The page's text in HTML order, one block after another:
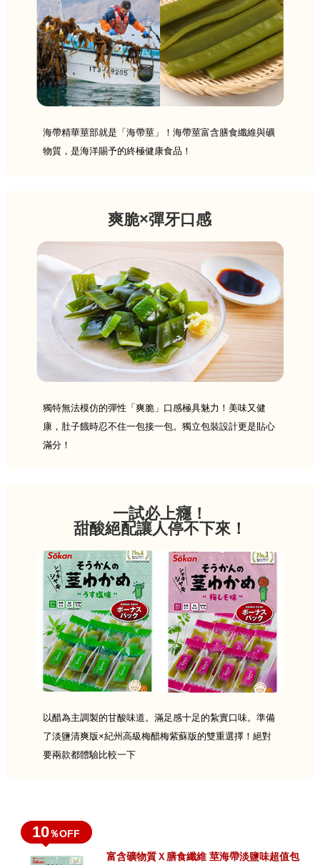
海帶精華莖部就是「海帶莖」！海帶莖富含膳食纖維與礦
物質，是海洋賜予的終極健康食品！
爽脆×彈牙口感
獨特無法模仿的彈性「爽脆」口感極具魅力！美味又健
康，肚子餓時忍不住一包接一包。獨立包裝設計更是貼心
滿分！
一試必上癮！
甜酸絕配讓人停不下來！
以醋為主調製的甘酸味道。滿足感十足的紮實口味。準備
了淡鹽清爽版×紀州高級梅醋梅紫蘇版的雙重選擇！絕對
要兩款都體驗比較一下
10％OFF
富含礦物質Ｘ膳食纖維 莖海帶淡鹽味超值包